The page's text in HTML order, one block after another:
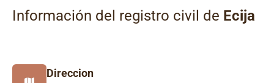
Información del registro civil de Ecija
Direccion